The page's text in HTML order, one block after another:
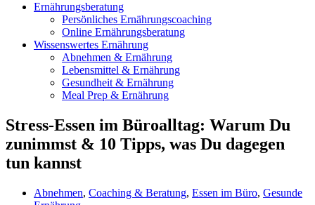
Ernährungsberatung
Persönliches Ernährungscoaching
Online Ernährungsberatung
Wissenswertes Ernährung
Abnehmen & Ernährung
Lebensmittel & Ernährung
Gesundheit & Ernährung
Meal Prep & Ernährung
Stress-Essen im Büroalltag: Warum Du
zunimmst & 10 Tipps, was Du dagegen
tun kannst
Abnehmen, Coaching & Beratung, Essen im Büro, Gesunde